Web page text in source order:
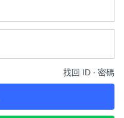
找回 ID ∙ 密碼